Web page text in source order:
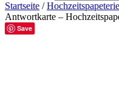
Startseite /Hochzeitspapeterie
Antwortkarte –
Save